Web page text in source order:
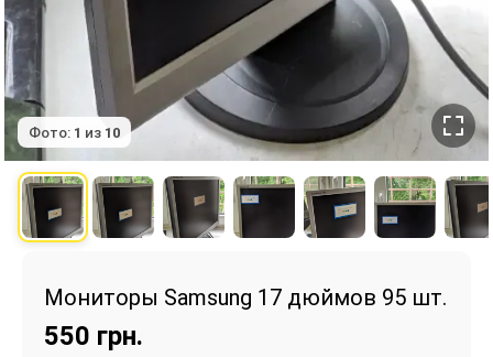
Фото: 1 из 10
Мониторы Samsung 17 дюймов 95 шт.
550 грн.